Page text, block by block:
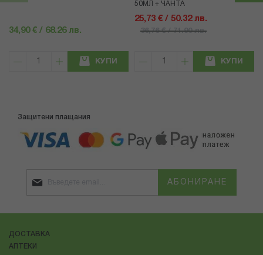
34,90 € / 68.26 лв.
КУПИ
50МЛ + ЧАНТА
25,73 € / 50.32 лв.
36,76 € / 71.90 лв.
КУПИ
Защитени плащания
АБОНИРАНЕ
ДОСТАВКА
АПТЕКИ